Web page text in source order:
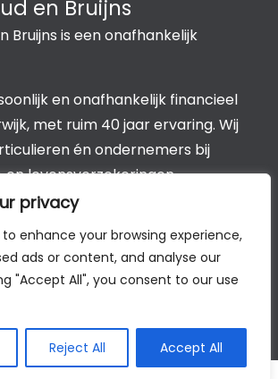
privacy
enhance your browsing experience,
ads or content, and analyse our
"Accept All", you consent to our use
Reject All Accept All
en Bruijns
Bruijns is een onafhankelijk
en onafhankelijk financieel
met ruim 40 jaar ervaring. Wij
én ondernemers bij
levensverzekeringen,
pensioen en sparen &
ReservedAS Support B.V.